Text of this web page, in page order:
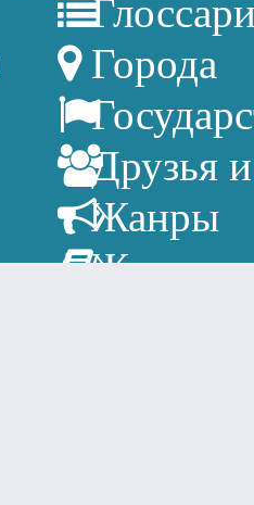
Города
Друзья
Жанры